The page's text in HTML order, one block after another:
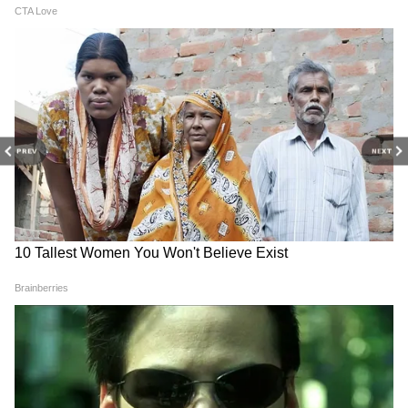
PREV NEXT
চতুর্থ ভারতীয় হিসেবে গ্রুপের শীর্ষে প্রণয়
প্যারিস অলিম্পিক্সেভারতীয় শাটলারদের মধ্যে
গ্রুপের শীর্ষে থাকেন লক্ষ্য, পি ভি সিন্ধু ও পুরুষদের
ডাবলসের জুটি সাত্বিকসাইরাজ রণকিরেড্ডি-চিরাগ
শেট্টি। এবার প্রণয়ও গ্রুপের শীর্ষে থাকলেন।
অলিম্পিক্সেটানা তৃতীয়বার পদকের লক্ষ্যে সিন্ধু।
এবার পুরুষদের সিঙ্গলস, ডাবলসেও পদক আসতে
পারে।
Sports News in Bangali (খেলাধূলোর খবর
বাংলায়): Latest Sports News Highlights and
Live Updates in Bengali ay Asianet News
Bangla.